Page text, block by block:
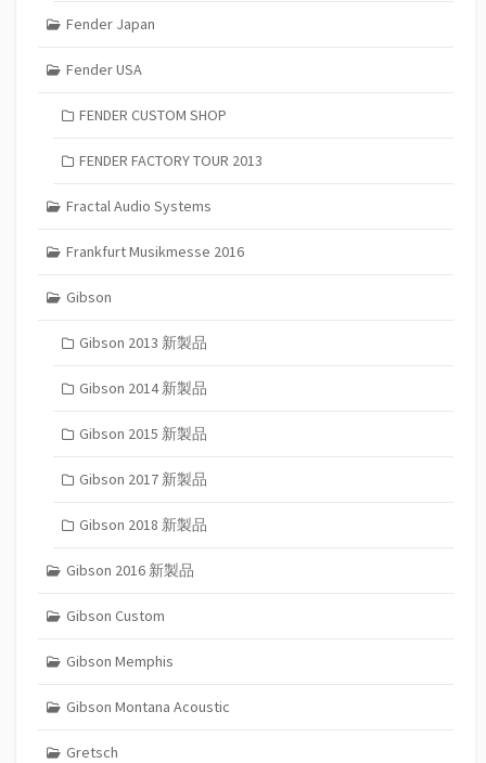
Fender Japan
Fender USA
FENDER CUSTOM SHOP
FENDER FACTORY TOUR 2013
Fractal Audio Systems
Frankfurt Musikmesse 2016
Gibson
Gibson 2013 新製品
Gibson 2014 新製品
Gibson 2015 新製品
Gibson 2017 新製品
Gibson 2018 新製品
Gibson 2016 新製品
Gibson Custom
Gibson Memphis
Gibson Montana Acoustic
Gretsch